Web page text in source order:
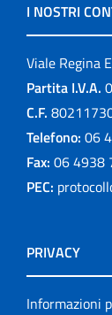
I NOSTRI
Viale Regina
Partita I.V.A.
C.F.
Telefono: 06
Fax: 06 4938
PEC:
PRIVACY
Informazioni